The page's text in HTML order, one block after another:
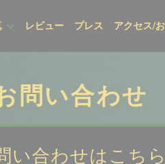
レビュー プレス アクセス/
問い合わせ
い合わせはこちら